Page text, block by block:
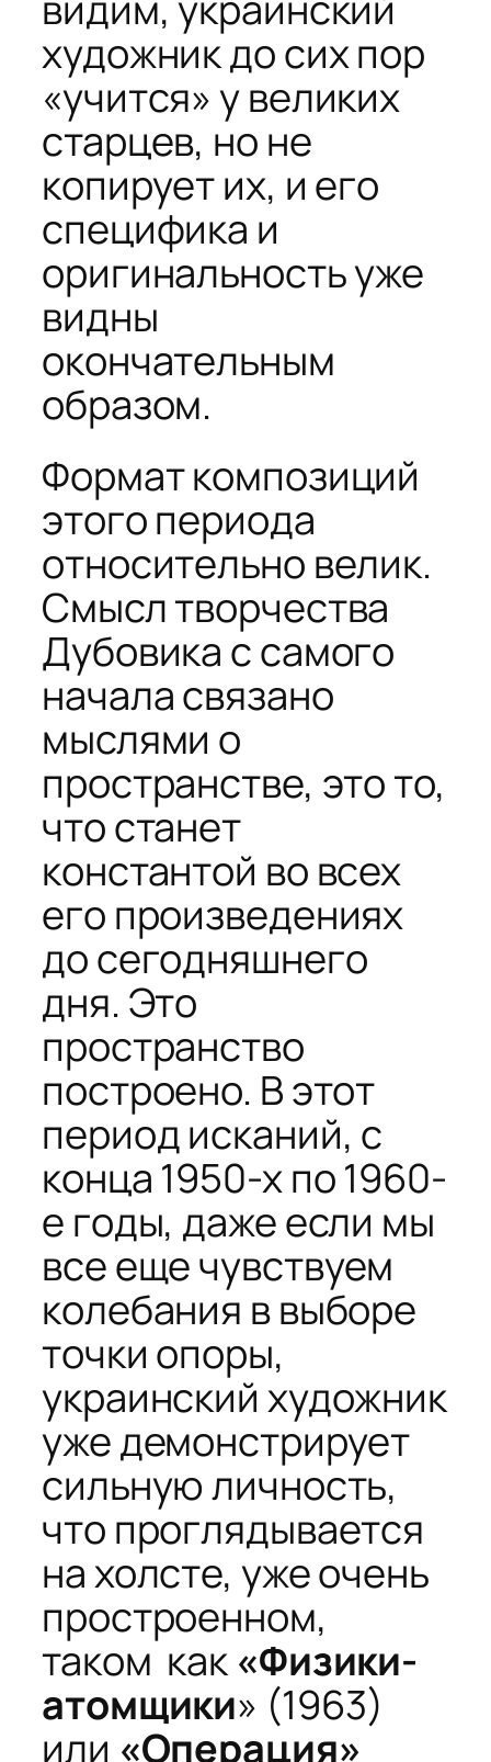
художник до сих пор
«учится» у великих
старцев, но не
копирует их, и его
специфика и
оригинальность уже
видны
окончательным
образом.
Формат композиций
этого периода
относительно велик.
Смысл творчества
Дубовика с самого
начала связано
мыслями о
пространстве, это то,
что станет
константой во всех
его произведениях
до сегодняшнего
дня. Это
пространство
построено. В этот
период исканий, с
конца 1950-х по 1960-
е годы, даже если мы
все еще чувствуем
колебания в выборе
точки опоры,
украинский художник
уже демонстрирует
сильную личность,
что проглядывается
на холсте, уже очень
простроенном,
таком как«Физики-
атомщики» (1963)
или «Операция»